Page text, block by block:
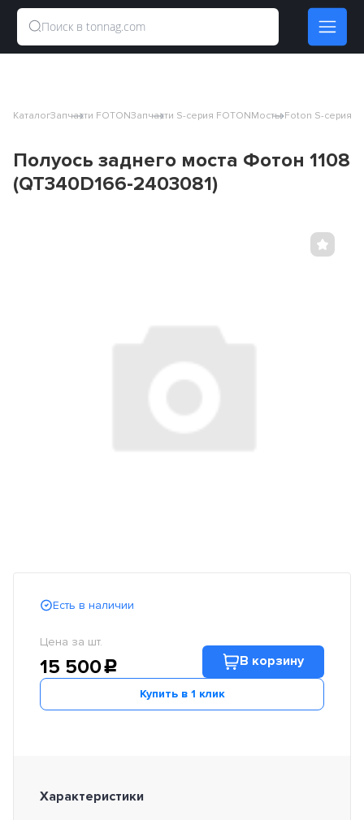
КаталогЗапчасти FOTONЗапчасти S-серия FOTONМосты Foton S-серия
Полуось заднего моста Фотон 1108
(QT340D166-2403081)
Есть в наличии
Цена за шт.
15 500c В корзину
Купить в 1 клик
Характеристики